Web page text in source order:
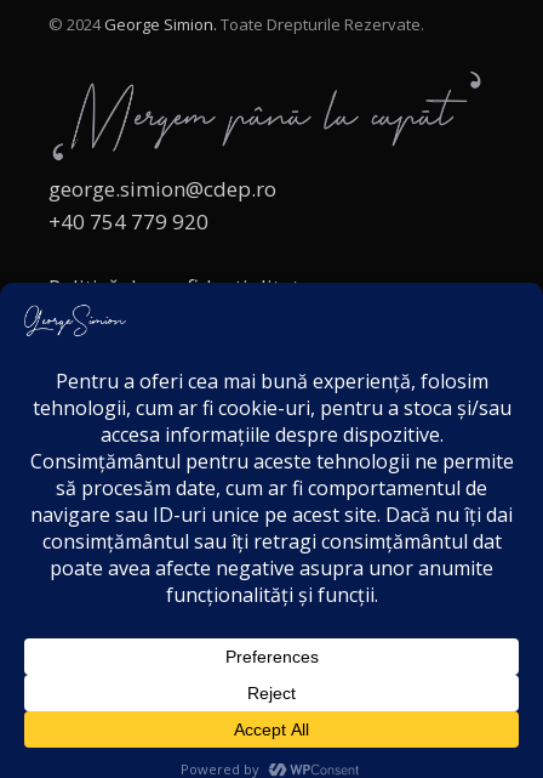
© 2024George Simion. Toate Drepturile Rezervate.
george.simion@cdep.ro
+40 754 779 920
Politică de confidențialitate
Politica cookies
Acordul de markting
Disclaimer